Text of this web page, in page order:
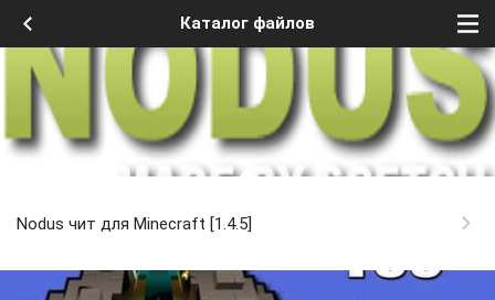
Каталог файлов
Nodus чит для Minecraft [1.4.5]